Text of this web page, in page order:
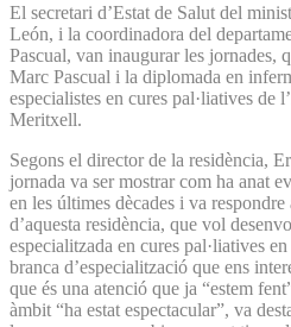
El secretari d’Estat de Salut del
León, i la coordinadora del
Pascual, van inaugurar les jornades,
Marc Pascual i la diplomada en
especialistes en cures pal·liatives de
Meritxell.
Segons el director de la residència,
jornada va ser mostrar com ha anat
en les últimes dècades i va
d’aquesta residència, que vol
especialitzada en cures pal·liatives
branca d’especialització que ens
que és una atenció que ja “estem
àmbit “ha estat espectacular”, va